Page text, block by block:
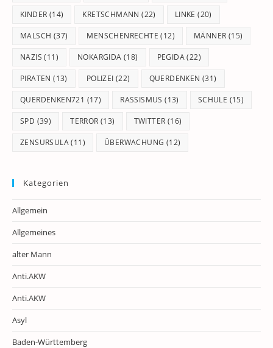
KINDER (14) KRETSCHMANN (22) LINKE (20)
MALSCH (37) MENSCHENRECHTE (12) MÄNNER (15)
NAZIS (11) NOKARGIDA (18) PEGIDA(22)
PIRATEN (13) POLIZEI (22) QUERDENKEN (31)
QUERDENKEN721 (17) RASSISMUS (13) SCHULE (15)
SPD (39) TERROR (13) TWITTER (16)
ZENSURSULA(11) ÜBERWACHUNG (12)
Kategorien
Allgemein
Allgemeines
alter Mann
Anti.AKW
Anti.AKW
Asyl
Baden-Württemberg